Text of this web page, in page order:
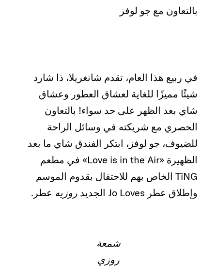
بالتعاون مع جو لوفز
في ربيع هذا العام، تقدم شانغريلا، ذا شارد
شيئًا مميزًا للغاية لعشاق العطور وعشاق
شاي بعد الظهر على حد سواء! بالتعاون
الحصري مع شريكته في وسائل الراحة
للضيوف، جو لوفز، ابتكر الفندق شاي ما بعد
الظهيرة «Love is in the Air» في مطعم
TīNG الخاص بهم للاحتفال بقدوم الموسم
وإطلاق عطر Jo Loves الجديد
روزيه عطر.
شمعة
روزي